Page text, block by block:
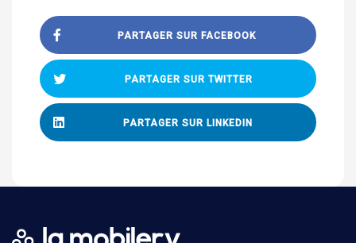
PARTAGER SUR FACEBOOK
PARTAGER SUR TWITTER
PARTAGER SUR LINKEDIN